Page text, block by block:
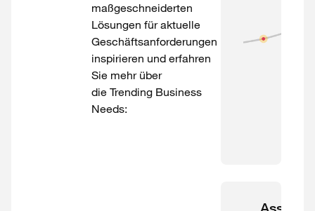
maßgeschneiderten
Lösungen für aktuelle
Geschäftsanforderungen
inspirieren und erfahren
Sie mehr über
die Trending Business
Needs: